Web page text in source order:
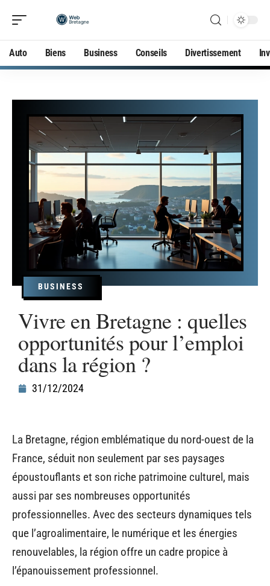
Auto Biens Business Conseils Divertissement
BUSINESS
Vivre en Bretagne : quelles
opportunités pour l’emploi
dans la région ?
31/12/2024
La Bretagne, région emblématique du nord-ouest de la
France, séduit non seulement par ses paysages
époustouflants et son riche patrimoine culturel, mais
aussi par ses nombreuses opportunités
professionnelles. Avec des secteurs dynamiques tels
que l’agroalimentaire, le numérique et les énergies
renouvelables, la région offre un cadre propice à
l’épanouissement professionnel.